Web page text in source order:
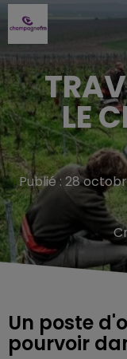
LE
Publié : 28
Un poste
pourvoir